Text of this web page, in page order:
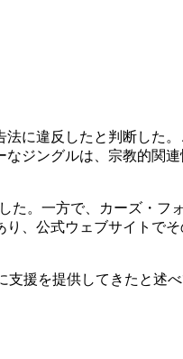
に違反したと判断した
ジングルは、宗教的関
。一方で、カーズ・フ
、公式ウェブサイトで
援を提供してきたと述